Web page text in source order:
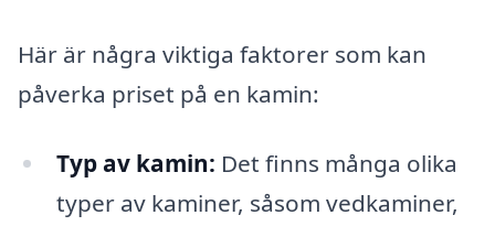
Här är några viktiga faktorer som kan
påverka priset på en kamin:
Typ av kamin: Det finns många olika
typer av kaminer, såsom vedkaminer,